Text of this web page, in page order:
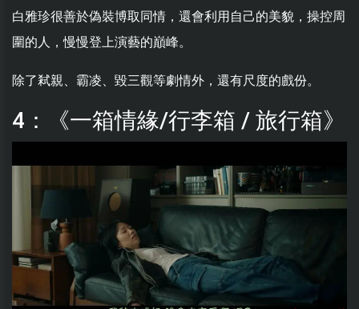
白雅珍很善於偽裝博取同情，還會利用自己的美貌，操控周
圍的人，慢慢登上演藝的巔峰。
除了弒親、霸凌、毀三觀等劇情外，還有尺度的戲份。
4：《一箱情緣/行李箱 / 旅行箱》